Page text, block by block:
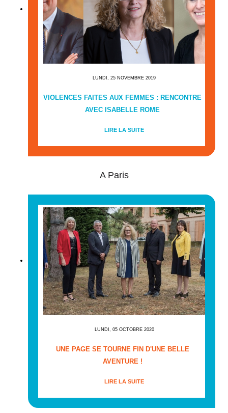
LUNDI, 25 NOVEMBRE 2019
VIOLENCES FAITES AUX FEMMES : RENCONTRE
AVEC ISABELLE ROME
LIRE LA SUITE
A Paris
LUNDI, 05 OCTOBRE 2020
UNE PAGE SE TOURNE FIN D'UNE BELLE
AVENTURE !
LIRE LA SUITE